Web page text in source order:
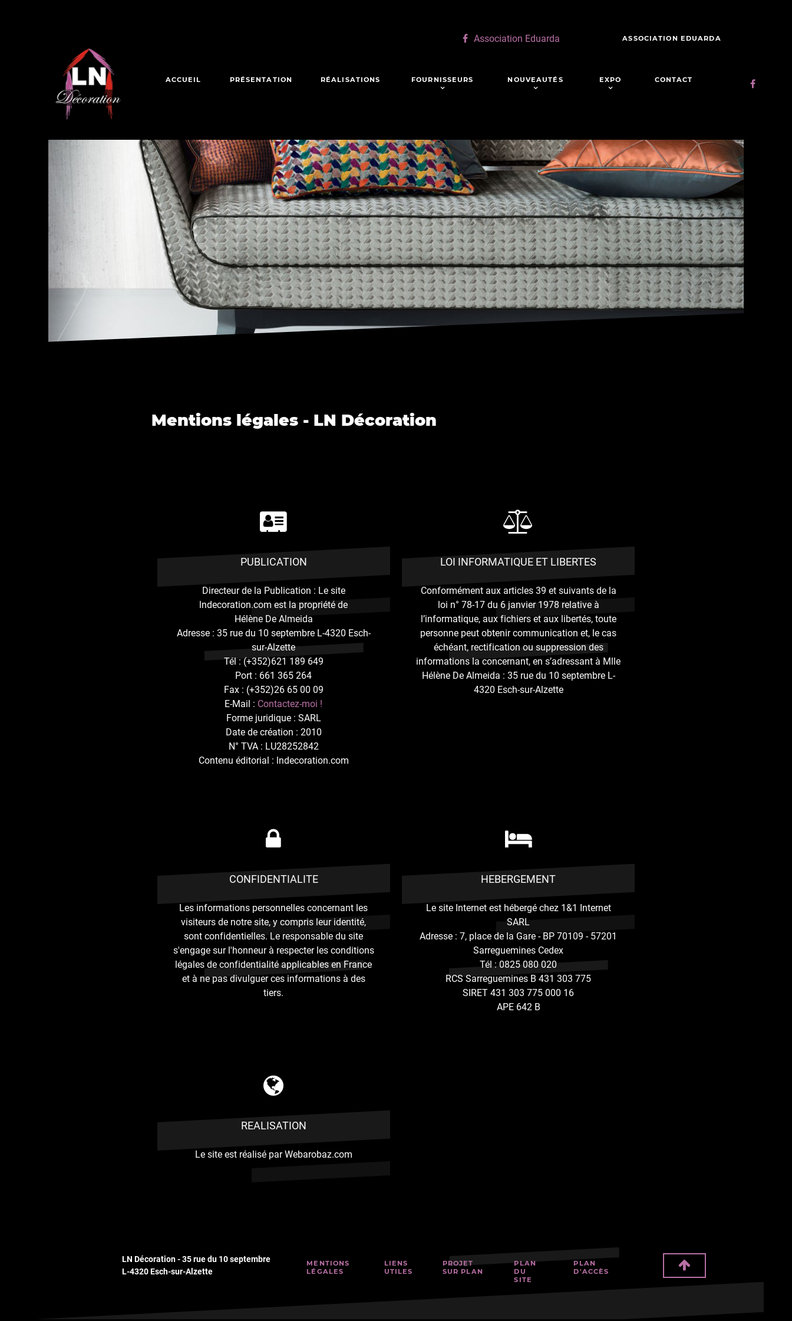
Association Eduarda ASSOCIATION EDUARDA
ACCUEIL PRÉSENTATION RÉALISATIONS FOURNISSEURS NOUVEAUTÉS EXPO CONTACT
Mentions légales - LN Décoration
PUBLICATION
Directeur de la Publication : Le site
lndecoration.com est la propriété de
Hélène De Almeida
Adresse : 35 rue du 10 septembre L-4320 Esch-
sur-Alzette
Tél : (+352)621 189 649
Port : 661 365 264
Fax : (+352)26 65 00 09
E-Mail : Contactez-moi !
Forme juridique : SARL
Date de création : 2010
N° TVA : LU28252842
Contenu éditorial : lndecoration.com
LOI INFORMATIQUE ET LIBERTES
Conformément aux articles 39 et suivants de la
loi n° 78-17 du 6 janvier 1978 relative à
l’informatique, aux fichiers et aux libertés, toute
personne peut obtenir communication et, le cas
échéant, rectification ou suppression des
informations la concernant, en s’adressant à Mlle
Hélène De Almeida : 35 rue du 10 septembre L-
4320 Esch-sur-Alzette
CONFIDENTIALITE
Les informations personnelles concernant les
visiteurs de notre site, y compris leur identité,
sont confidentielles. Le responsable du site
s'engage sur l'honneur à respecter les conditions
légales de confidentialité applicables en France
et à ne pas divulguer ces informations à des
tiers.
HEBERGEMENT
Le site Internet est hébergé chez 1&1 Internet
SARL
Adresse : 7, place de la Gare - BP 70109 - 57201
Sarreguemines Cedex
Tél : 0825 080 020
RCS Sarreguemines B 431 303 775
SIRET 431 303 775 000 16
APE 642 B
REALISATION
Le site est réalisé par Webarobaz.com
LN Décoration - 35 rue du 10 septembre
L-4320 Esch-sur-Alzette
MENTIONS
LÉGALES
LIENS
UTILES
PROJET
SUR PLAN
PLAN
DU
SITE
PLAN
D'ACCÈS